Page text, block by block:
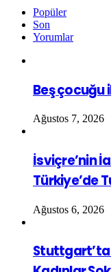
Popüler
Son
Yorumlar
Beş çocuğu
Ağustos 7, 2026
İsviçre’nin
Türkiye’de
Ağustos 6, 2026
Stuttgart’ta